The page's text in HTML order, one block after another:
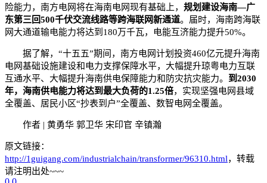
险能力，南方电网将在海南电网现有基础上， 规划建设海南—广
东第三回500千伏交流线路等跨海联网新通道。届时，海南跨海联
网大通道输电能力将达到180万千瓦，电能互济能力提升50%。
据了解，“十五五”期间，南方电网计划投资460亿元提升海南
电网基础设施建设和电力支撑保障水平，大幅提升琼粤电力互联
互通水平、大幅提升海南供电保障能力和防灾抗灾能力。 到2030
年，海南供电能力将达到最大负荷的1.25倍，实现坚强电网县域
全覆盖、居民小区“抄表到户”全覆盖、数智电网全覆盖。
作者 | 黄勇华 郭卫华 宋印官 辛镇瀚
原文链接：
http://1guigang.com/industrialchain/transformer/96310.html，转载
请注明出处~~~